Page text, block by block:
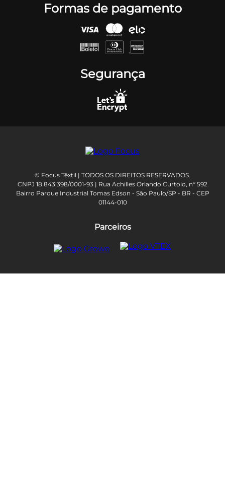
Formas de pagamento
Segurança
© Focus Têxtil | TODOS OS DIREITOS RESERVADOS.
CNPJ 18.843.398/0001-93 | Rua Achilles Orlando Curtolo, nº 592
Bairro Parque Industrial Tomas Edson - São Paulo/SP - BR - CEP
01144-010
Parceiros